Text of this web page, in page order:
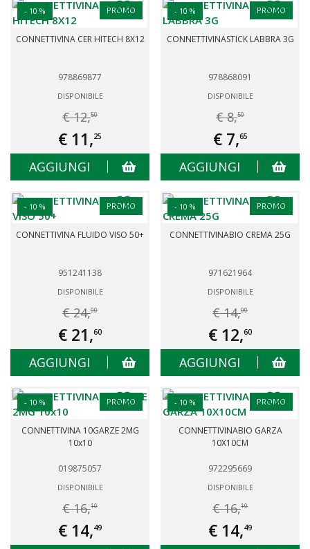
- 10 % PROMO
CONNETTIVINA CER HITECH 8X12
978869877
DISPONIBILE
€ 12,50
€ 11,25
AGGIUNGI
- 10 % PROMO
CONNETTIVINASTICK LABBRA 3G
978868091
DISPONIBILE
€ 8,50
€ 7,65
AGGIUNGI
- 10 % PROMO
CONNETTIVINA FLUIDO VISO 50+
951241138
DISPONIBILE
€ 24,00
€ 21,60
AGGIUNGI
- 10 % PROMO
CONNETTIVINABIO CREMA 25G
971621964
DISPONIBILE
€ 14,00
€ 12,60
AGGIUNGI
- 10 % PROMO
CONNETTIVINA 10GARZE 2MG
10x10
019875057
DISPONIBILE
€ 16,10
€ 14,49
- 10 % PROMO
CONNETTIVINABIO GARZA
10X10CM
972295669
DISPONIBILE
€ 16,10
€ 14,49